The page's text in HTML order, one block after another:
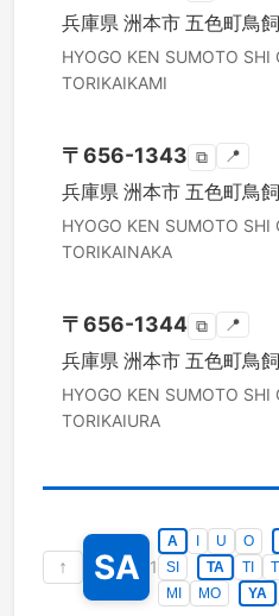
兵庫県 洲本市 五色町鳥
HYOGO KEN SUMOTO SHI
TORIKAIKAMI
〒656-1343 ⧉ 📍
兵庫県 洲本市 五色町鳥
HYOGO KEN SUMOTO SHI
TORIKAINAKA
〒656-1344 ⧉ 📍
兵庫県 洲本市 五色町鳥
HYOGO KEN SUMOTO SHI
TORIKAIURA
↑ SA 1
A U O
SI
TA TI
MI
MO YA